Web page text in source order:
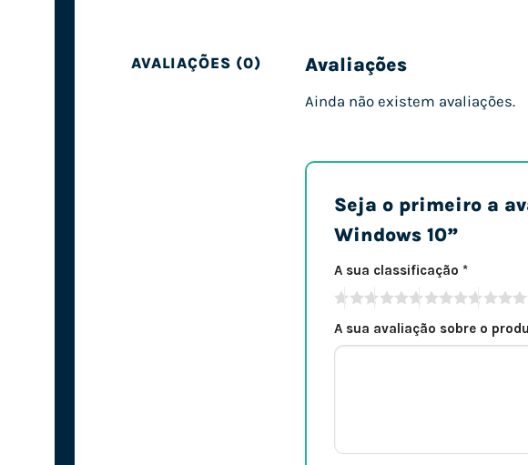
AVALIAÇÕES (0) Avaliações
Ainda não existem avaliações.
Seja o primeiro a
Windows 10”
A sua classificação *
A sua avaliação sobre o